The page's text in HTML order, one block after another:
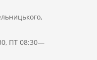
ПТ 08:30—